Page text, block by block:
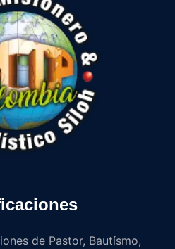
de Pastor, Bautísmo,